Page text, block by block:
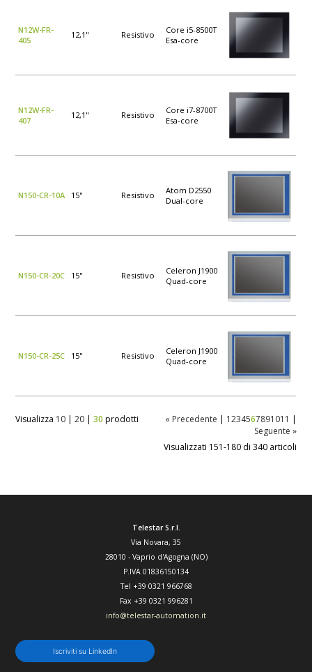
N12W-FR-
405
12,1" Resistivo
Core i5-8500T
Esa-core
N12W-FR-
407
12,1" Resistivo
Core i7-8700T
Esa-core
N150-CR-10A 15" Resistivo
Atom D2550
Dual-core
N150-CR-20C 15" Resistivo
Celeron J1900
Quad-core
N150-CR-25C 15" Resistivo
Celeron J1900
Quad-core
Visualizza 10 |20 |30 prodotti « Precedente | 1234567891011 |
Seguente »
Visualizzati 151-180 di 340 articoli
Telestar S.r.l.
Via Novara, 35
28010 - Vaprio d'Agogna (NO)
P.IVA 01836150134
Tel +39 0321 966768
Fax +39 0321 996281
info@telestar-automation.it
Iscriviti su LinkedIn